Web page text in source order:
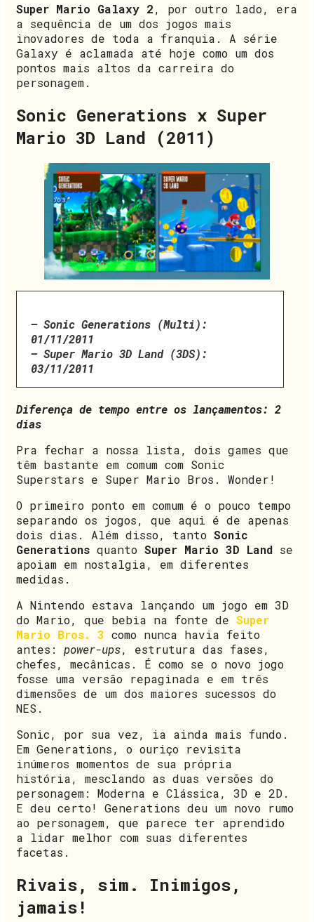
Super Mario Galaxy 2, por outro lado, era
a sequência de um dos jogos mais
inovadores de toda a franquia. A série
Galaxy é aclamada até hoje como um dos
pontos mais altos da carreira do
personagem.
Sonic Generations x Super
Mario 3D Land (2011)
– Sonic Generations (Multi):
01/11/2011
– Super Mario 3D Land (3DS):
03/11/2011
Diferença de tempo entre os lançamentos: 2
dias
Pra fechar a nossa lista, dois games que
têm bastante em comum com Sonic
Superstars e Super Mario Bros. Wonder!
O primeiro ponto em comum é o pouco tempo
separando os jogos, que aqui é de apenas
dois dias. Além disso, tanto Sonic
Generations quanto Super Mario 3D Land se
apoiam em nostalgia, em diferentes
medidas.
A Nintendo estava lançando um jogo em 3D
do Mario, que bebia na fonte de Super
Mario Bros. 3 como nunca havia feito
antes: power-ups, estrutura das fases,
chefes, mecânicas. É como se o novo jogo
fosse uma versão repaginada e em três
dimensões de um dos maiores sucessos do
NES.
Sonic, por sua vez, ia ainda mais fundo.
Em Generations, o ouriço revisita
inúmeros momentos de sua própria
história, mesclando as duas versões do
personagem: Moderna e Clássica, 3D e 2D.
E deu certo! Generations deu um novo rumo
ao personagem, que parece ter aprendido
a lidar melhor com suas diferentes
facetas.
Rivais, sim. Inimigos,
jamais!